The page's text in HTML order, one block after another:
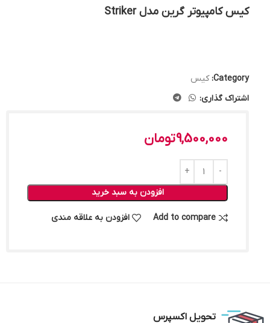
کیس کامپیوتر گرین مدل Striker
Category: کیس
اشتراک گذاری:
9,500,000تومان
افزودن به سبد خرید
Add to compare افزودن به علاقه مندی
تحویل اکسپرس